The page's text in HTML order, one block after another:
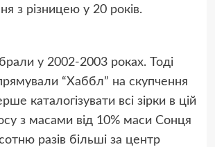
з різницею у 20 років.
у 2002-2003 роках. Тоді
“Хаббл” на скупчення
каталогізувати всі зірки в цій
з масами від 10% маси Сонця
разів більші за центр